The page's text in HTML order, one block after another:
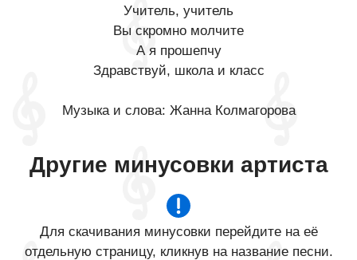
Учитель, учитель
Вы скромно молчите
А я прошепчу
Здравствуй, школа и класс
Музыка и слова: Жанна Колмагорова
Другие минусовки артиста
Для скачивания минусовки перейдите на её
отдельную страницу, кликнув на название песни.